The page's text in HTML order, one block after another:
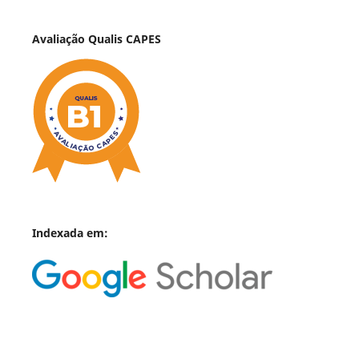
Avaliação Qualis CAPES
Indexada em: